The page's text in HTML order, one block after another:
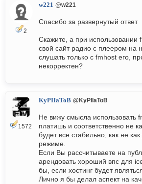
2
w221 @w221
Спасибо за развернутый ответ
Скажите, а при использовании
свой сайт радио с плеером на
слушать только с fmhost его,
некорректен?
1572
KyPIIaToB @KyPIIaToB
Не вижу смысла использовать
платишь и соответственно не
будет все стабильно, как не
режиме.
Если Вы рассчитываете на
арендовать хороший впс для
бы, если хостинг будет
Лично я бы делал аспект на